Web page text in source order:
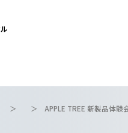
APPLE TREE 新製品体験